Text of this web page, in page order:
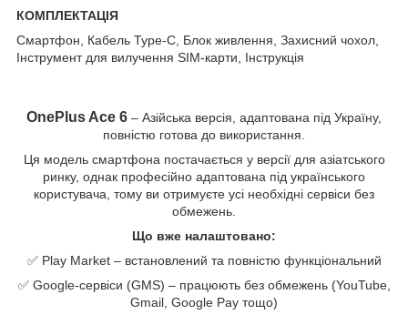
КОМПЛЕКТАЦІЯ
Смартфон, Кабель Type-C, Блок живлення, Захисний чохол,
Інструмент для вилучення SIM-карти, Інструкція
OnePlus Ace 6 – Азійська версія, адаптована під Україну,
повністю готова до використання.
Ця модель смартфона постачається у версії для азіатського
ринку, однак професійно адаптована під українського
користувача, тому ви отримуєте усі необхідні сервіси без
обмежень.
Що вже налаштовано:
✅ Play Market – встановлений та повністю функціональний
✅ Google-сервіси (GMS) – працюють без обмежень (YouTube,
Gmail, Google Pay тощо)